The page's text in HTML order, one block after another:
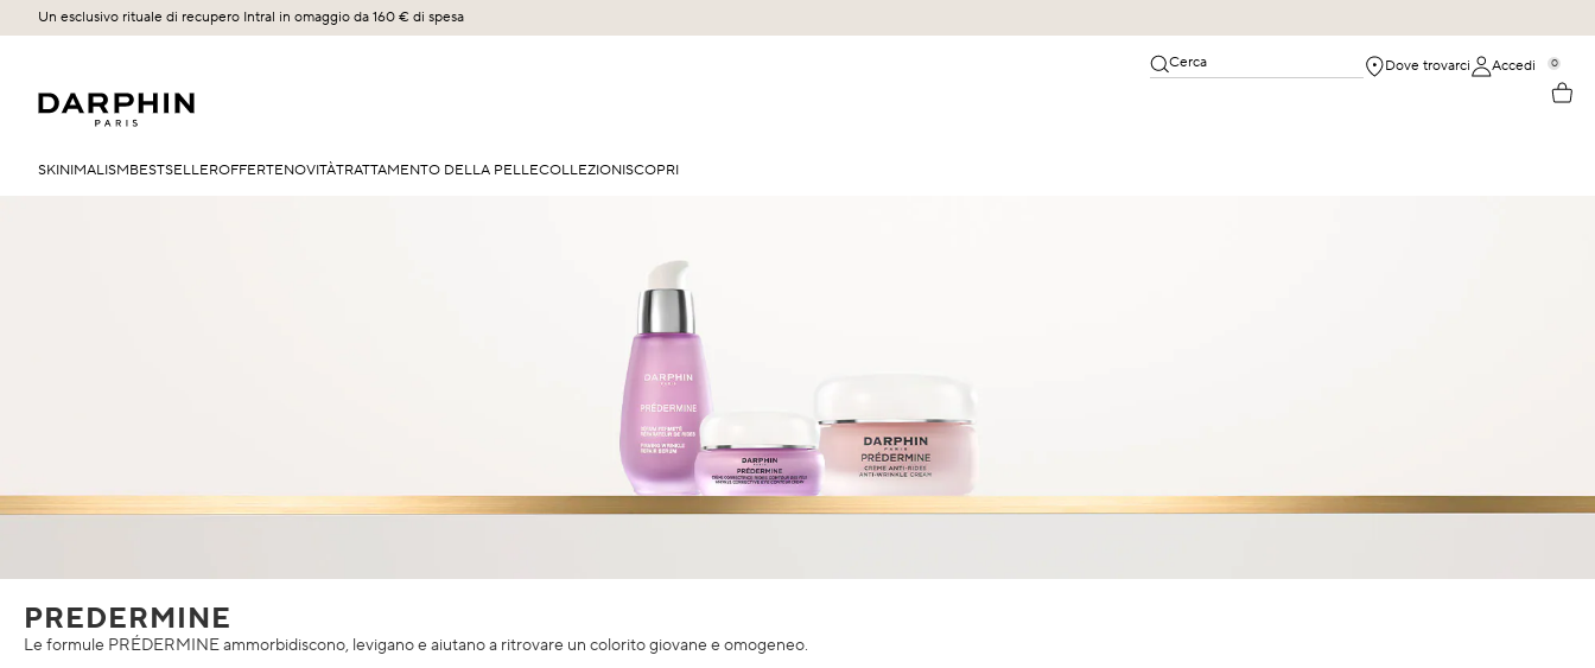
Un esclusivo rituale di recupero Intral in omaggio da 160 € di spesa
Cerca Dove trovarci Accedi 0
SKINIMALISMBESTSELLEROFFERTENOVITÀTRATTAMENTO DELLA PELLECOLLEZIONISCOPRI
PREDERMINE
Le formule PRÉDERMINE ammorbidiscono, levigano e aiutano a ritrovare un colorito giovane e omogeneo.